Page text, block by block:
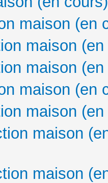
maison (en
maison
maison
maison (en
maison
maison
maison